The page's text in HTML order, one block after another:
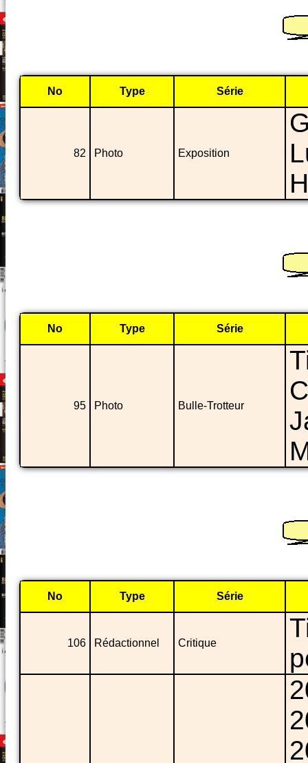
No Type Série
82 Photo Exposition
No Type Série
95 Photo Bulle-Trotteur
No Type Série
106 Rédactionnel Critique